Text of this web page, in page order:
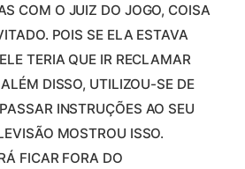
COM O JUIZ DO JOGO, COISA
POIS SE ELA ESTAVA
TERIA QUE IR RECLAMAR
DISSO, UTILIZOU-SE DE
INSTRUÇÕES AO SEU
MOSTROU ISSO.
FICAR FORA DO